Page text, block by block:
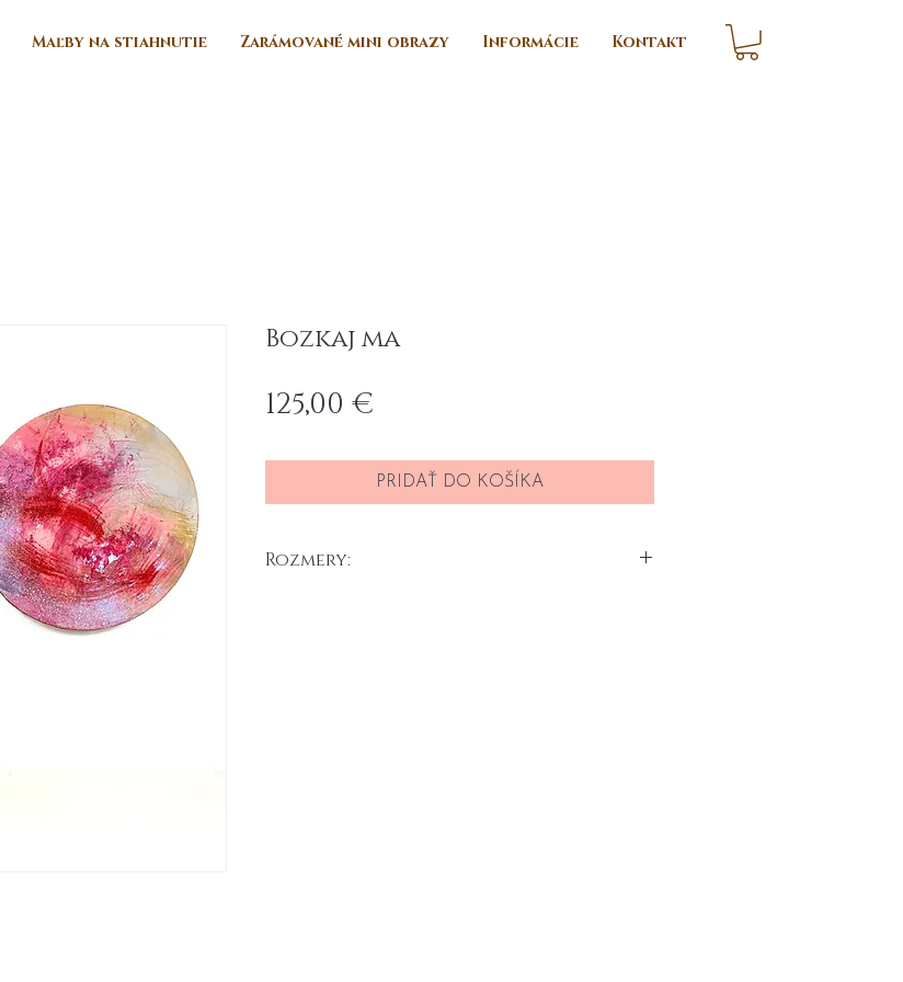
Maľby na stiahnutie Zarámované mini obrazy Informácie Kontakt
Bozkaj ma
125,00 €
PRIDAŤ DO KOŠÍKA
Rozmery: